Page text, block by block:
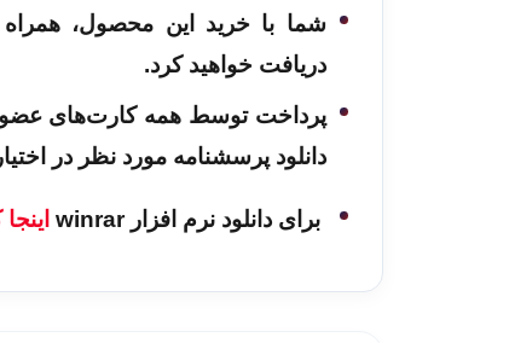
دریافت خواهید کرد.
پرداخت توسط همه کارت‌های عضو
دانلود پرسشنامه مورد نظر در
برای دانلود نرم افزار winrar